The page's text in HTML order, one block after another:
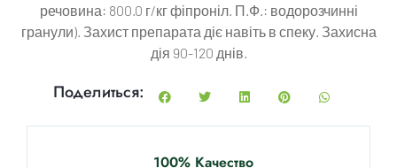
речовина: 800.0 г/кг фіпроніл. П.Ф.: водорозчинні
гранули). Захист препарата діє навіть в спеку. Захисна
дія 90-120 днів.
Поделиться:
100% Качество